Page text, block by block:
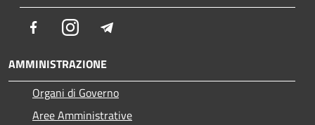
FacebookInstagram
AMMINISTRAZIONE
Organi di Governo
Aree Amministrative